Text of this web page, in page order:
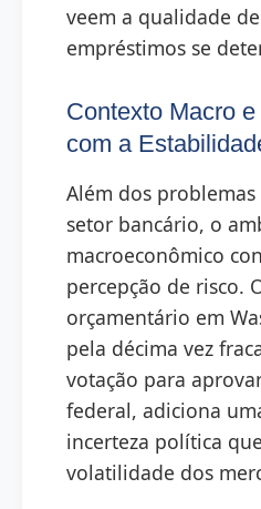
veem a qualidade
empréstimos se
Contexto Macro
com a
Além dos
setor bancário, o
macroeconômico
percepção de risco.
orçamentário em
pela décima vez
votação para
federal, adiciona
incerteza política
volatilidade dos